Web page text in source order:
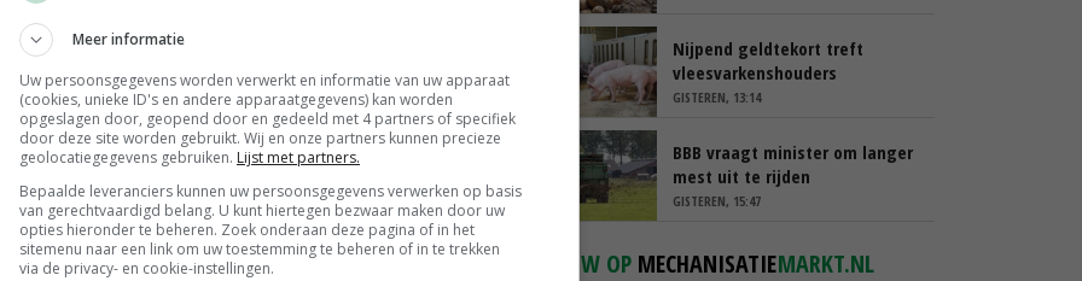
gaan opstellen voor goedkeuring door de
nieuwe opzet van GLB alleen nog te maken met de
hoofd over breken is hoe de landen op het behalen
daarvoor goede indicatoren, waarmee je uitgaven
Nijpend geldtekort treft
vleesvarkenshouders
GISTEREN, 13:14
BBB vraagt minister om langer
mest uit te rijden
GISTEREN, 15:47
NIEUW OP MECHANISATIEMARKT.NL
Meer informatie
Uw persoonsgegevens worden verwerkt en informatie van uw apparaat
(cookies, unieke ID's en andere apparaatgegevens) kan worden
opgeslagen door, geopend door en gedeeld met 4 partners of specifiek
door deze site worden gebruikt. Wij en onze partners kunnen precieze
geolocatiegegevens gebruiken. Lijst met partners.
Bepaalde leveranciers kunnen uw persoonsgegevens verwerken op basis
van gerechtvaardigd belang. U kunt hiertegen bezwaar maken door uw
opties hieronder te beheren. Zoek onderaan deze pagina of in het
sitemenu naar een link om uw toestemming te beheren of in te trekken
via de privacy- en cookie-instellingen.